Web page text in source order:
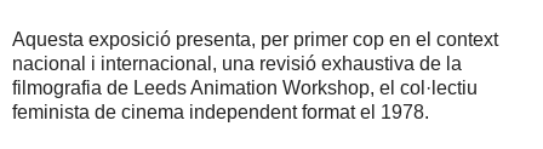
Aquesta exposició presenta, per primer cop en el context
nacional i internacional, una revisió exhaustiva de la
filmografia de Leeds Animation Workshop, el col·lectiu
feminista de cinema independent format el 1978.